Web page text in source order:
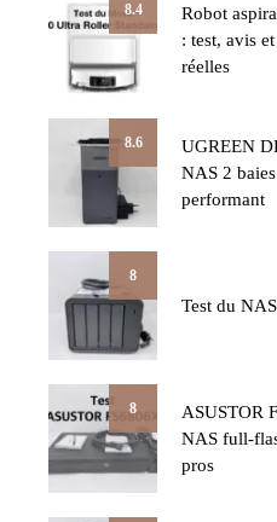
8.4
Robot
: test, avis
réelles
8.6
UGREEN
NAS 2
performant
8
Test du
8
ASUSTOR
NAS full-
pros